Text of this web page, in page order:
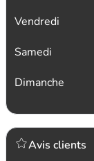
Vendredi
Samedi
Dimanche
Avis clients